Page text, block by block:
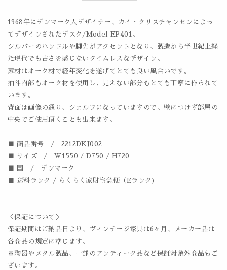
1968年にデンマーク人デザイナー、カイ・クリスチャンセンによっ
てデザインされたデスク/Model EP401。
シルバーのハンドルや脚先がアクセントとなり、製造から半世紀上経
た現代でも古さを感じないタイムレスなデザイン。
素材はオーク材で経年変化を遂げてとても良い風合いです。
抽斗内部もオーク材を使用し、見えない部分もとても丁寧に作られて
います。
背面は画像の通り、シェルフになっていますので、壁につけず部屋の
中央でご使用頂くことも出来ます。
■ 商品番号 / 2212DKJ002
■ サイズ / W1550 / D750 / H720
■ 国 / デンマーク
■ 送料ランク / らくらく家財宅急便（Eランク)
＜保証について＞
保証期間はご納品日より、ヴィンテージ家具は6ヶ月、メーカー品は
各商品の規定に準じます。
※陶器やメタル製品、一部のアンティーク品など保証対象外商品もご
ざいます。